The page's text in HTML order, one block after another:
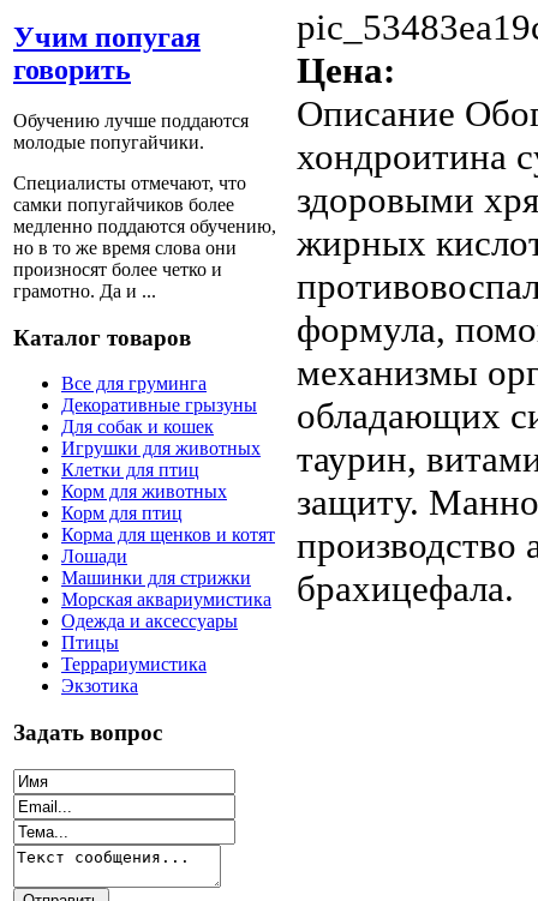
Учим попугая
говорить
Обучению лучше поддаются
молодые попугайчики.
Специалисты отмечают, что
самки попугайчиков более
медленно поддаются обучению,
но в то же время слова они
произносят более четко и
грамотно. Да и ...
Каталог товаров
Все для груминга
Декоративные грызуны
Для собак и кошек
Игрушки для животных
Клетки для птиц
Корм для животных
Корм для птиц
Корма для щенков и котят
Лошади
Машинки для стрижки
Морская аквариумистика
Одежда и аксессуары
Птицы
Террариумистика
Экзотика
Задать вопрос
Цена:
Описание
хондроитина
здоровыми
жирных
формула,
механизмы
обладающих
таурин,
защиту.
производство
брахицефала.